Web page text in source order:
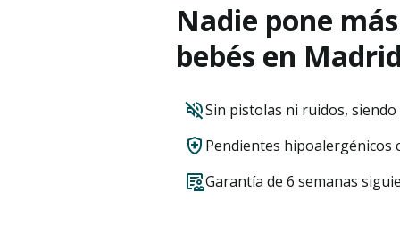
Nadie pone
bebés en
Sin pistolas ni ruidos,
Pendientes hipoalergénicos
Garantía de 6 semanas